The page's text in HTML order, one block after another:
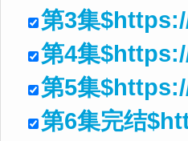
第3集
第4集
第5集
第6集完结